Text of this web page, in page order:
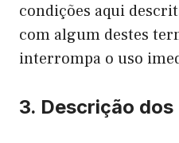
condições aqui
com algum destes
interrompa o uso
3. Descrição